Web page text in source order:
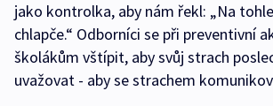
jako kontrolka, aby nám řekl: „Na
chlapče.“ Odborníci se při preventivní
školákům vštípit, aby svůj strach
uvažovat - aby se strachem